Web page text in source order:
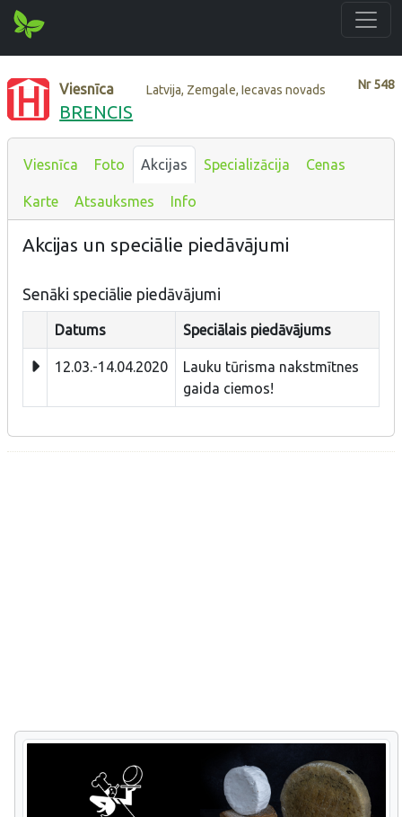
Nr548
Viesnīca Latvija, Zemgale, Iecavas novads
BRENCIS
Viesnīca Foto Akcijas Specializācija Cenas
Karte Atsauksmes Info
Akcijas un speciālie piedāvājumi
Senāki speciālie piedāvājumi
Datums Speciālais piedāvājums
12.03.-14.04.2020
Lauku tūrisma nakstmītnes
gaida ciemos!